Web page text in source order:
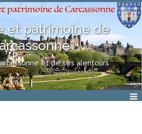
et patrimoine de
et de ses alentours